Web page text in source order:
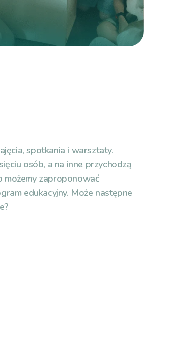
spotkania i warsztaty.
osób, a na inne przychodzą
możemy zaproponować
edukacyjny. Może następne